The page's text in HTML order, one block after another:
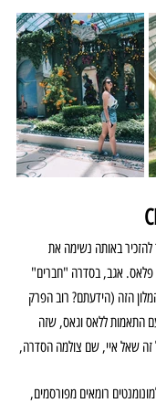
להזכיר באותה נשימה את
פלאס. אגב, בסדרה "חברים"
הזה (הידעתם? רוב הפרק
התאמות ללאס וגאס, שזה
שאל איי, שם צולמה הסדרה,
רומאים מפורסמים,